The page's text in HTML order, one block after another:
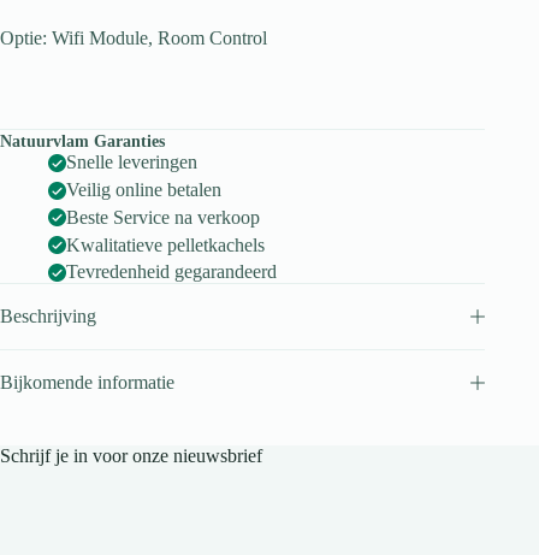
Optie: Wifi Module, Room Control
Natuurvlam Garanties
Snelle leveringen
Veilig online betalen
Beste Service na verkoop
Kwalitatieve pelletkachels
Tevredenheid gegarandeerd
Beschrijving
Bijkomende informatie
Schrijf je in voor onze nieuwsbrief